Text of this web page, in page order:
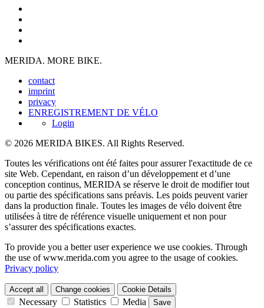
MERIDA. MORE BIKE.
contact
imprint
privacy
ENREGISTREMENT DE VÉLO
Login
© 2026 MERIDA BIKES. All Rights Reserved.
Toutes les vérifications ont été faites pour assurer l'exactitude de ce
site Web. Cependant, en raison d’un développement et d’une
conception continus, MERIDA se réserve le droit de modifier tout
ou partie des spécifications sans préavis. Les poids peuvent varier
dans la production finale. Toutes les images de vélo doivent être
utilisées à titre de référence visuelle uniquement et non pour
s’assurer des spécifications exactes.
To provide you a better user experience we use cookies. Through
the use of www.merida.com you agree to the usage of cookies.
Privacy policy
Accept all Change cookies Cookie Details
Necessary Statistics Media Save